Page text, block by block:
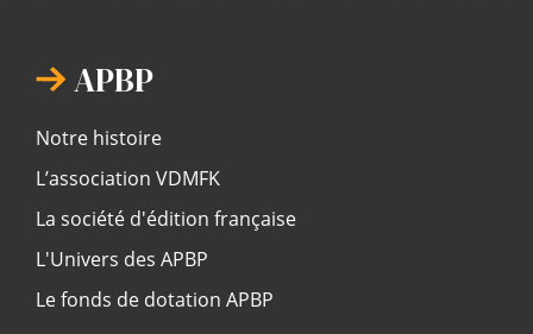
APBP
Notre histoire
L’association VDMFK
La société d'édition française
L'Univers des APBP
Le fonds de dotation APBP